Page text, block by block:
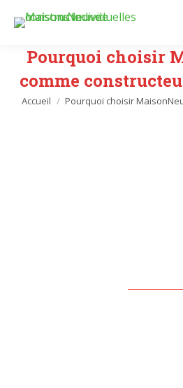
Pourquoi choisir
comme
Vous êtes ici :
Accueil Pourquoi choisir